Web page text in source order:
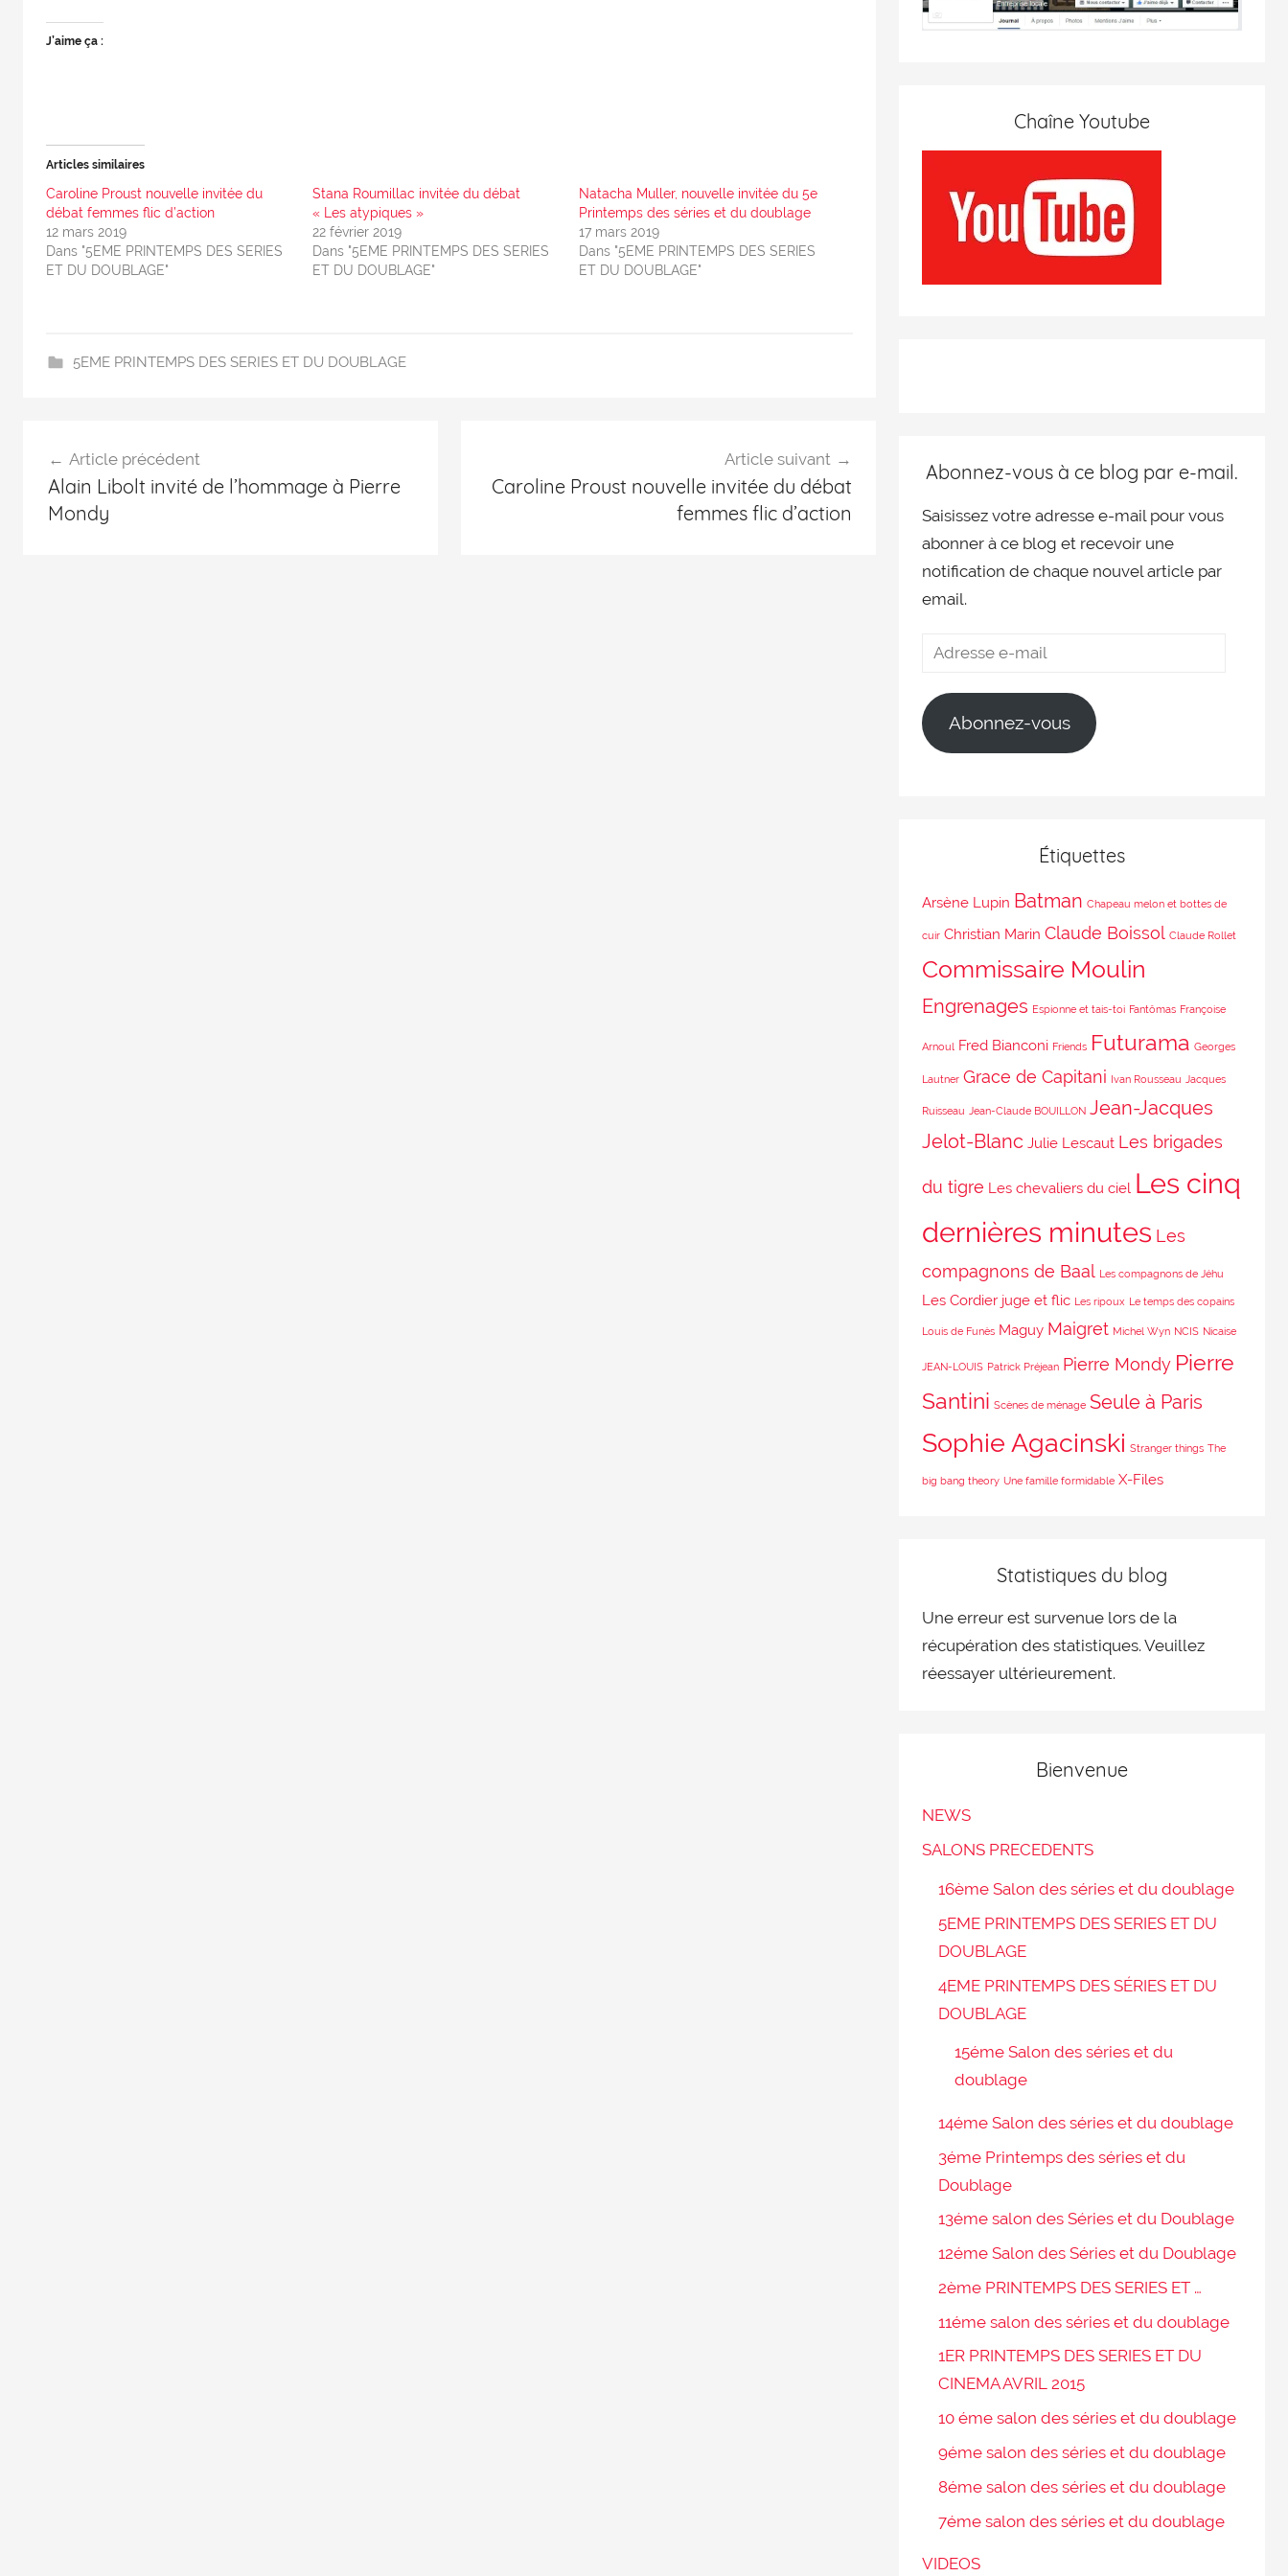
J’aime ça :
Articles similaires
Caroline Proust nouvelle invitée du
débat femmes flic d’action
12 mars 2019
Dans "5EME PRINTEMPS DES SERIES
ET DU DOUBLAGE"
Stana Roumillac invitée du débat
« Les atypiques »
22 février 2019
Dans "5EME PRINTEMPS DES SERIES
ET DU DOUBLAGE"
Natacha Muller, nouvelle invitée du 5e
Printemps des séries et du doublage
17 mars 2019
Dans "5EME PRINTEMPS DES SERIES
ET DU DOUBLAGE"
5EME PRINTEMPS DES SERIES ET DU DOUBLAGE
Article précédent
Alain Libolt invité de l’hommage à Pierre
Mondy
Article suivant
Caroline Proust nouvelle invitée du débat
femmes flic d’action
Chaîne Youtube
Abonnez-vous à ce blog par e-mail.
Saisissez votre adresse e-mail pour vous
abonner à ce blog et recevoir une
notification de chaque nouvel article par
email.
Abonnez-vous
Étiquettes
Arsène Lupin Batman Chapeau melon et bottes de
cuir Christian Marin Claude Boissol Claude Rollet
Commissaire Moulin
Engrenages Espionne et tais-toi Fantômas Françoise
Arnoul Fred Bianconi Friends Futurama Georges
Lautner Grace de Capitani Ivan Rousseau Jacques
Ruisseau Jean-Claude BOUILLON Jean-Jacques
Jelot-Blanc Julie Lescaut Les brigades
du tigre Les chevaliers du ciel Les cinq
dernières minutes Les
compagnons de Baal Les compagnons de Jéhu
Les Cordier juge et flic Les ripoux Le temps des copains
Louis de Funès Maguy Maigret Michel Wyn NCIS Nicaise
JEAN-LOUIS Patrick Préjean Pierre Mondy Pierre
Santini Scènes de ménage Seule à Paris
Sophie Agacinski Stranger things The
big bang theory Une famille formidable X-Files
Statistiques du blog
Une erreur est survenue lors de la
récupération des statistiques. Veuillez
réessayer ultérieurement.
Bienvenue
NEWS
SALONS PRECEDENTS
16ème Salon des séries et du doublage
5EME PRINTEMPS DES SERIES ET DU
DOUBLAGE
4EME PRINTEMPS DES SÉRIES ET DU
DOUBLAGE
15éme Salon des séries et du
doublage
14éme Salon des séries et du doublage
3éme Printemps des séries et du
Doublage
13éme salon des Séries et du Doublage
12éme Salon des Séries et du Doublage
2ème PRINTEMPS DES SERIES ET …
11éme salon des séries et du doublage
1ER PRINTEMPS DES SERIES ET DU
CINEMA AVRIL 2015
10 éme salon des séries et du doublage
9éme salon des séries et du doublage
8éme salon des séries et du doublage
7éme salon des séries et du doublage
VIDEOS